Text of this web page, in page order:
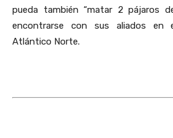
pueda también “matar 2 pájaros
encontrarse con sus aliados en
Atlántico Norte.